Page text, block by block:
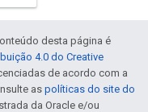
desta página é
4.0 do Creative
de acordo com a
aspolíticas do site do
da Oracle e/ou